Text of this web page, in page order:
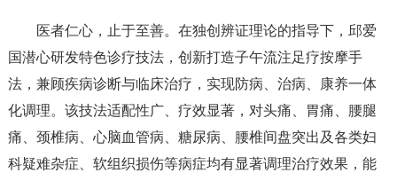
医者仁心，止于至善。在独创辨证理论的指导下，邱爱
国潜心研发特色诊疗技法，创新打造子午流注足疗按摩手
法，兼顾疾病诊断与临床治疗，实现防病、治病、康养一体
化调理。该技法适配性广、疗效显著，对头痛、胃痛、腰腿
痛、颈椎病、心脑血管病、糖尿病、腰椎间盘突出及各类妇
科疑难杂症、软组织损伤等病症均有显著调理治疗效果，能